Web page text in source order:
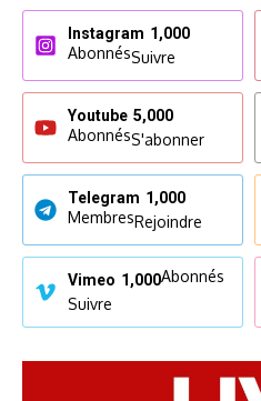
Instagram 1,000
AbonnésSuivre
Youtube 5,000
AbonnésS'abonner
Telegram 1,000
MembresRejoindre
Vimeo 1,000Abonnés
Suivre